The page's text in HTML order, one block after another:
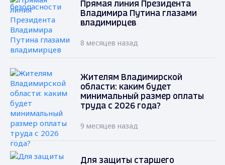
Прямая линия Президента
Владимира Путина глазами
владимирцев
8 месяцев назад
Жителям Владимирской
области: каким будет
минимальный размер оплаты
труда с 2026 года?
9 месяцев назад
Для защиты старшего